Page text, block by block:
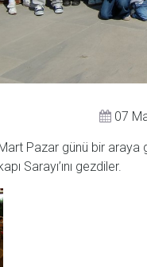
07
Pazar günü bir
Sarayı’ını gezdiler.